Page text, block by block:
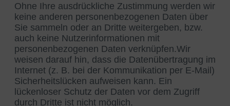
Ohne Ihre ausdrückliche Zustimmung werden wir
keine anderen personenbezogenen Daten über
Sie sammeln oder an Dritte weitergeben, bzw.
auch keine Nutzerinformationen mit
personenbezogenen Daten verknüpfen.Wir
weisen darauf hin, dass die Datenübertragung im
Internet (z. B. bei der Kommunikation per E-Mail)
Sicherheitslücken aufweisen kann. Ein
lückenloser Schutz der Daten vor dem Zugriff
durch Dritte ist nicht möglich.